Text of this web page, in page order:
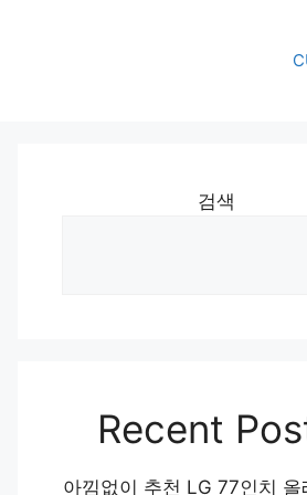
검색
Recent
아낌없이 추천 LG 77인치 올